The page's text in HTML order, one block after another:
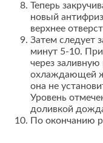
Теперь
новый
верхнее
Затем следует
минут 5-10.
через
охлаждающей
она не
Уровень
доливкой
По окончанию